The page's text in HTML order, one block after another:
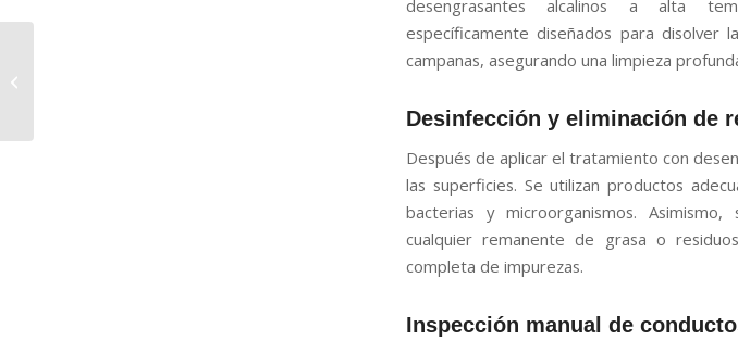
desengrasantes alcalinos a alta
específicamente diseñados para disolver
campanas, asegurando una limpieza
Desinfección y eliminación de
Después de aplicar el tratamiento con
las superficies. Se utilizan productos
bacterias y microorganismos.
cualquier remanente de grasa o
completa de impurezas.
Inspección manual de